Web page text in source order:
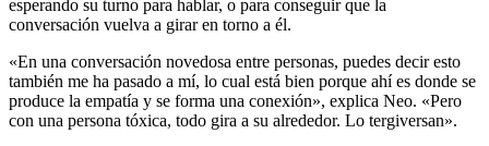
esperando su turno para hablar, o para conseguir que la
conversación vuelva a girar en torno a él.
«En una conversación novedosa entre personas, puedes decir esto
también me ha pasado a mí, lo cual está bien porque ahí es donde se
produce la empatía y se forma una conexión», explica Neo. «Pero
con una persona tóxica, todo gira a su alrededor. Lo tergiversan».